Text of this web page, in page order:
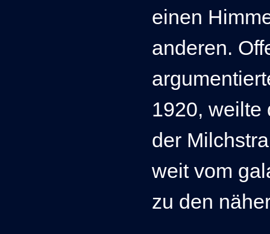
einen
anderen.
1920, weilte
der
weit vom
zu den